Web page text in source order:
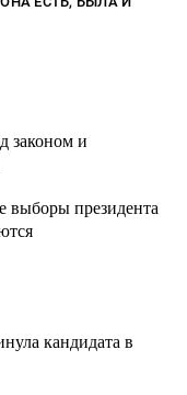
законом и
президента
кандидата в